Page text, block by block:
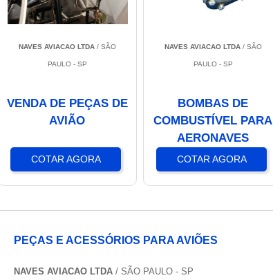
NAVES AVIACAO LTDA/ SÃO
PAULO - SP
VENDA DE PEÇAS DE
AVIÃO
COTAR AGORA
NAVES AVIACAO LTDA/ SÃO
PAULO - SP
BOMBAS DE
COMBUSTÍVEL PARA
AERONAVES
COTAR AGORA
PEÇAS E ACESSÓRIOS PARA AVIÕES
NAVES AVIACAO LTDA / SÃO PAULO - SP